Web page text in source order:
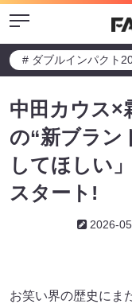
Menu
# ダブルインパクト
中田カウス×
の“新ブラン
してほしい
スタート!
2026-
お笑い界の歴史にま